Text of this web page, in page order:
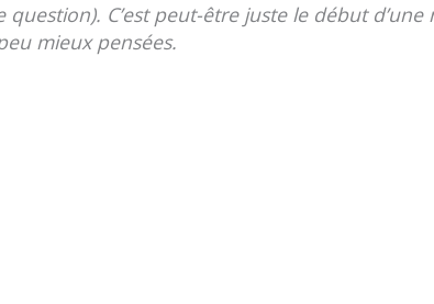
C’est peut-être juste le début
mieux pensées.